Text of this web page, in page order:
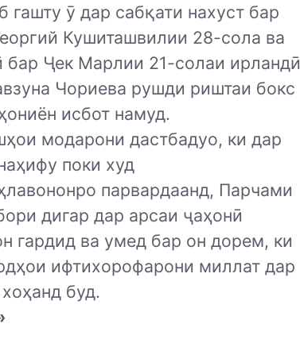
гашту ӯ дар сабқати нахуст бар
Кушиташвилии 28-сола ва
бар Ҷек Марлии 21-солаи ирландӣ
Чориева рушди риштаи бокс
исбот намуд.
модарони дастбадуо, ки дар
поки худ
парвардаанд, Парчами
дигар дар арсаи ҷаҳонӣ
гардид ва умед бар он дорем, ки
ифтихорофарони миллат дар
буд.